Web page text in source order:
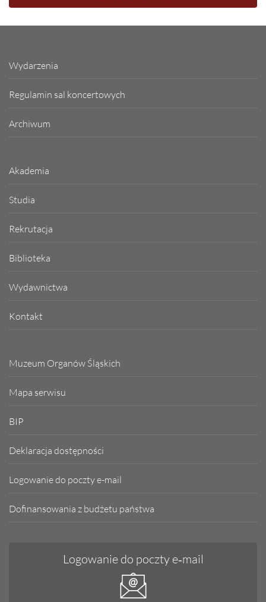
Wydarzenia
Regulamin sal koncertowych
Archiwum
Akademia
Studia
Rekrutacja
Biblioteka
Wydawnictwa
Kontakt
Muzeum Organów Śląskich
Mapa serwisu
BIP
Deklaracja dostępności
Logowanie do poczty e-mail
Dofinansowania z budżetu państwa
Logowanie do poczty e‑mail